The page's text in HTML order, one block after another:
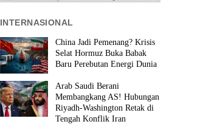
INTERNASIONAL
China Jadi Pemenang? Krisis
Selat Hormuz Buka Babak
Baru Perebutan Energi Dunia
Arab Saudi Berani
Membangkang AS! Hubungan
Riyadh-Washington Retak di
Tengah Konflik Iran